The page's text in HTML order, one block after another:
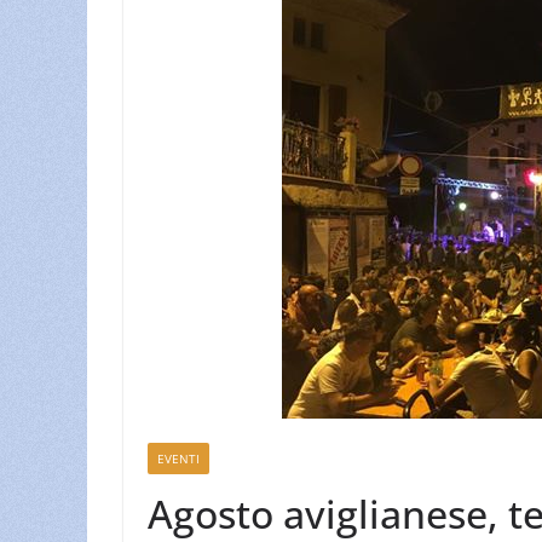
EVENTI
Agosto aviglianese,